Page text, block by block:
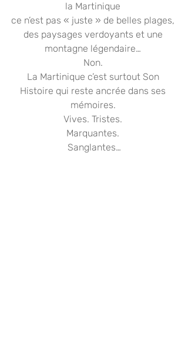
la Martinique
ce n’est pas « juste » de belles plages,
des paysages verdoyants et une
montagne légendaire…
Non.
La Martinique c’est surtout Son
Histoire qui reste ancrée dans ses
mémoires.
Vives. Tristes.
Marquantes.
Sanglantes…